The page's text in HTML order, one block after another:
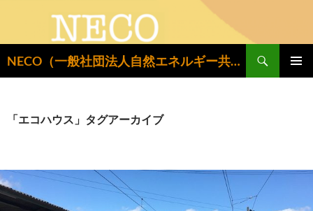
NECO（一般社団法人自然エネルギー共同設置推進機構）
索
ン
キ
ッ
プ
「エコハウス」タグアーカイブ